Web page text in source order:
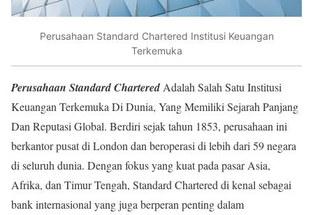
Perusahaan Standard Chartered Institusi Keuangan
Terkemuka
Perusahaan Standard CharteredAdalah Salah Satu Institusi
Keuangan Terkemuka Di Dunia, Yang Memiliki Sejarah Panjang
Dan Reputasi Global. Berdiri sejak tahun 1853, perusahaan ini
berkantor pusat di London dan beroperasi di lebih dari 59 negara
di seluruh dunia. Dengan fokus yang kuat pada pasar Asia,
Afrika, dan Timur Tengah, Standard Chartered di kenal sebagai
bank internasional yang juga berperan penting dalam